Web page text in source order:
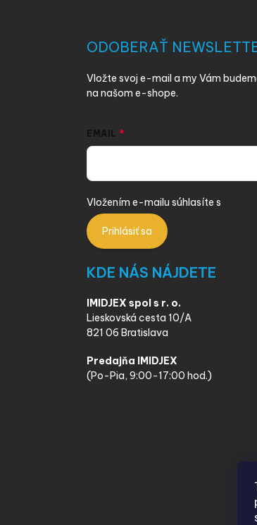
ODOBERAŤ
Vložte svoj e-mail a my Vám
na našom e-shope.
EMAIL
Vložením e-mailu súhlasíte s
Prihlásiť sa
KDE NÁS NÁJDETE
IMIDJEX spol s r. o.
Lieskovská cesta 10/A
821 06 Bratislava
Predajňa IMIDJEX
(Po-Pia, 9:00-17:00 hod.)